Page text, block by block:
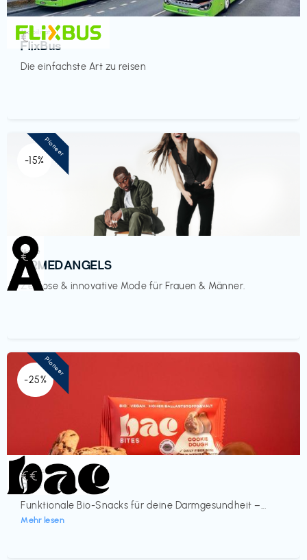
Mobilität
FlixBus
Die einfachste Art zu reisen
€‎
-15%
Mode
ARMEDANGELS
Zeitlose & innovative Mode für Frauen & Männer.
€‎
Pioneer
-25%
Lebensmittel
bae Treat
Funktionale Bio-Snacks für deine Darmgesundheit –...
Mehr lesen
€€‎
Pioneer